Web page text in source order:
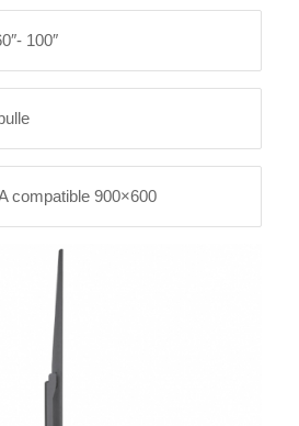
100″
compatible 900×600